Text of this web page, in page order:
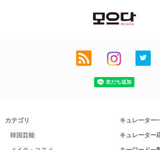
カテゴリ
韓国芸能
キュレーター
キュレーター